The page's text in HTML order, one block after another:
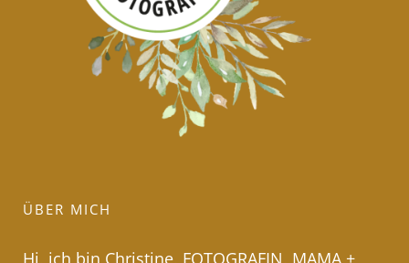
ÜBER MICH
Hi, ich bin Christine, FOTOGRAFIN, MAMA +